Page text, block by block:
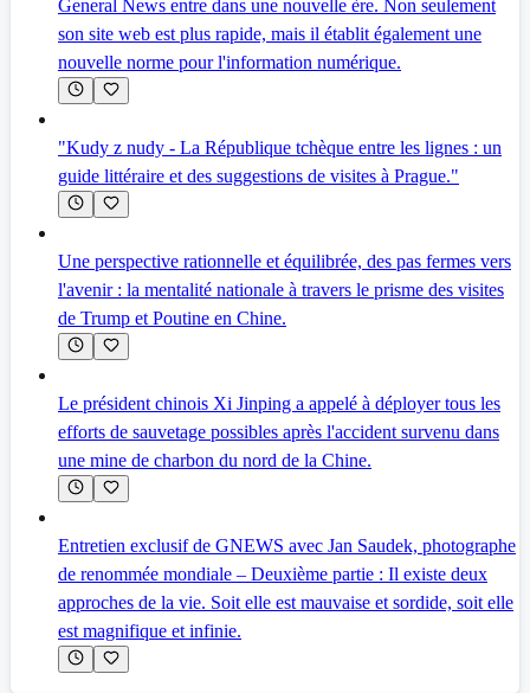
General News entre dans une nouvelle ère. Non seulement
son site web est plus rapide, mais il établit également une
nouvelle norme pour l'information numérique.
"Kudy z nudy - La République tchèque entre les lignes : un
guide littéraire et des suggestions de visites à Prague."
Une perspective rationnelle et équilibrée, des pas fermes vers
l'avenir : la mentalité nationale à travers le prisme des visites
de Trump et Poutine en Chine.
Le président chinois Xi Jinping a appelé à déployer tous les
efforts de sauvetage possibles après l'accident survenu dans
une mine de charbon du nord de la Chine.
Entretien exclusif de GNEWS avec Jan Saudek, photographe
de renommée mondiale – Deuxième partie : Il existe deux
approches de la vie. Soit elle est mauvaise et sordide, soit elle
est magnifique et infinie.